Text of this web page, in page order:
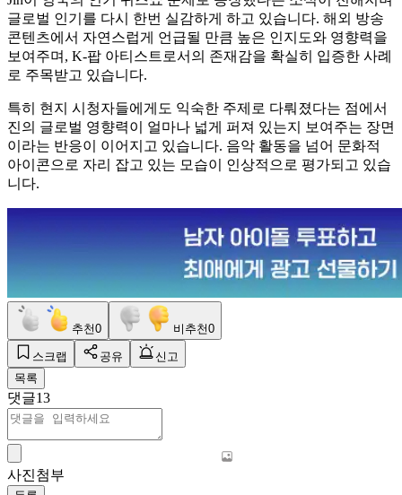
글로벌 인기를 다시 한번 실감하게 하고 있습니다. 해외 방송
콘텐츠에서 자연스럽게 언급될 만큼 높은 인지도와 영향력을
보여주며, K-팝 아티스트로서의 존재감을 확실히 입증한 사례
로 주목받고 있습니다.
특히 현지 시청자들에게도 익숙한 주제로 다뤄졌다는 점에서
진의 글로벌 영향력이 얼마나 넓게 퍼져 있는지 보여주는 장면
이라는 반응이 이어지고 있습니다. 음악 활동을 넘어 문화적
아이콘으로 자리 잡고 있는 모습이 인상적으로 평가되고 있습
니다.
추천0 비추천0
스크랩 공유
신고
목록
댓글13
사진첨부